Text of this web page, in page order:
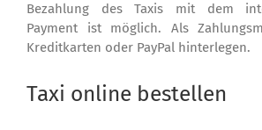
Bezahlung des Taxis mit dem
Payment ist möglich. Als
Kreditkarten oder PayPal hinterlegen.
Taxi online bestellen